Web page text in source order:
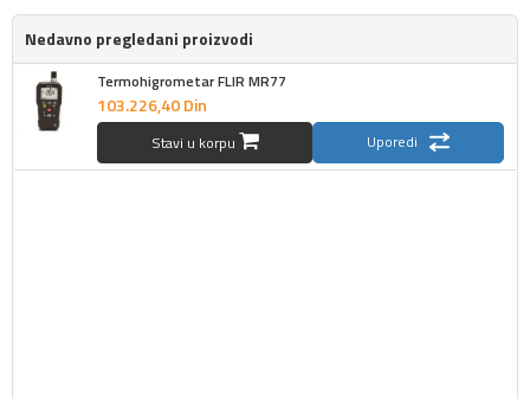
Nedavno pregledani proizvodi
Termohigrometar FLIR MR77
103.226,40Din
Stavi u korpu Uporedi